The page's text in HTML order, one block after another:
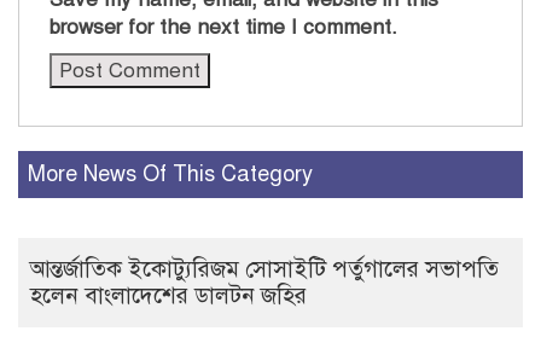
browser for the next time I comment.
More News Of This Category
আন্তর্জাতিক ইকোট্যুরিজম সোসাইটি পর্তুগালের সভাপতি
হলেন বাংলাদেশের ডালটন জহির